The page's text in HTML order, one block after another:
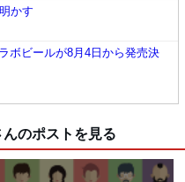
かす
ボビールが8月4日から発売決
のポストを見る